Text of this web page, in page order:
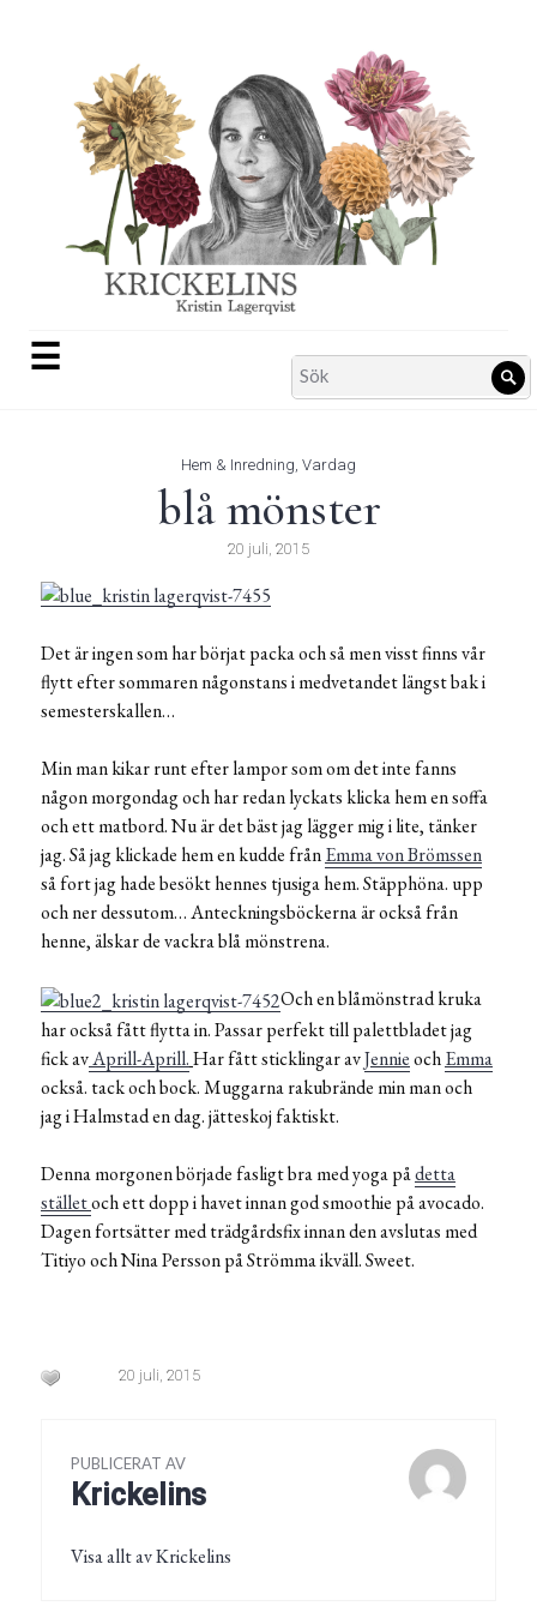
☰
Search
for:
Hem & Inredning, Vardag
blå mönster
20 juli, 2015
Det är ingen som har börjat packa och så men visst finns vår
flytt efter sommaren någonstans i medvetandet längst bak i
semesterskallen…
Min man kikar runt efter lampor som om det inte fanns
någon morgondag och har redan lyckats klicka hem en soffa
och ett matbord. Nu är det bäst jag lägger mig i lite, tänker
jag. Så jag klickade hem en kudde frånEmma von Brömssen
så fort jag hade besökt hennes tjusiga hem. Stäpphöna. upp
och ner dessutom… Anteckningsböckerna är också från
henne, älskar de vackra blå mönstrena.
Och en blåmönstrad kruka
har också fått flytta in. Passar perfekt till palettbladet jag
fick avAprill-Aprill.Har fått sticklingar avJennieochEmma
också. tack och bock. Muggarna rakubrände min man och
jag i Halmstad en dag. jätteskoj faktiskt.
Denna morgonen började fasligt bra med yoga pådetta
ställetoch ett dopp i havet innan god smoothie på avocado.
Dagen fortsätter med trädgårdsfix innan den avslutas med
Titiyo och Nina Persson på Strömma ikväll. Sweet.
20 juli, 2015
PUBLICERAT AV
Krickelins
Visa allt av Krickelins